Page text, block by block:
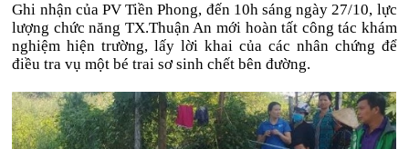
Ghi nhận của PV Tiền Phong, đến 10h sáng ngày 27/10, lực
lượng chức năng TX.Thuận An mới hoàn tất công tác khám
nghiệm hiện trường, lấy lời khai của các nhân chứng để
điều tra vụ một bé trai sơ sinh chết bên đường.